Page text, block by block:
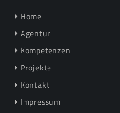
Home
Agentur
Kompetenzen
Projekte
Kontakt
Impressum